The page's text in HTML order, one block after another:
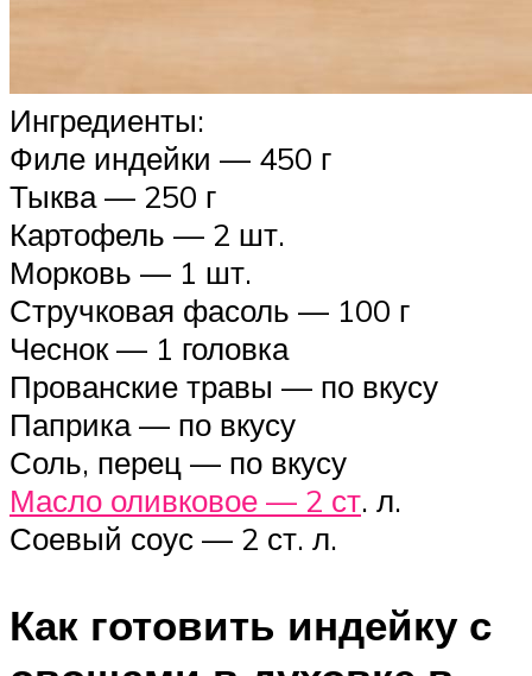
Ингредиенты:
Филе индейки — 450 г
Тыква — 250 г
Картофель — 2 шт.
Морковь — 1 шт.
Стручковая фасоль — 100 г
Чеснок — 1 головка
Прованские травы — по вкусу
Паприка — по вкусу
Соль, перец — по вкусу
Масло оливковое — 2 ст. л.
Соевый соус — 2 ст. л.
Как готовить индейку с